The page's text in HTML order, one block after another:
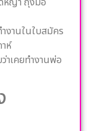
งานในใบสมัคร
ห์
เคยทำงานพ่อ